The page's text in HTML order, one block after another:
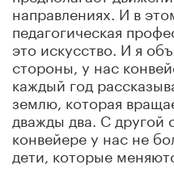
направлениях. И в
педагогическая
это искусство. И я
стороны, у нас
каждый год
землю, которая
дважды два. С другой
конвейере у нас не
дети, которые